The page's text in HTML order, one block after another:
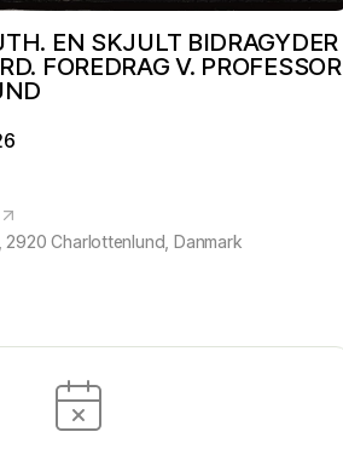
EN SKJULT BIDRAGYDER
FOREDRAG V. PROFESSOR
2920 Charlottenlund, Danmark